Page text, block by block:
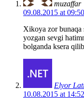
muzaffar
09.08.2015 at 09:50
Xikoya zor bunaqa
yozgan sevgi
bolganda ksera
Elyor
10.08.2015 at 14:52